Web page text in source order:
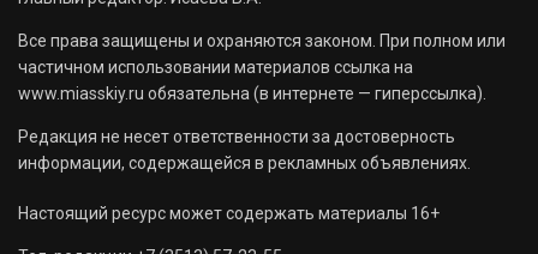
Все права защищены и охраняются законом. При полном или
частичном использовании материалов ссылка на
www.miasskiy.ru обязательна (в интернете — гиперссылка).
Редакция не несет ответственности за достоверность
информации, содержащейся в рекламных объявлениях.
Настоящий ресурс может содержать материалы 16+